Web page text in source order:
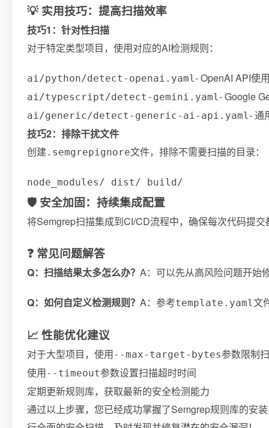
💡 实用技巧：提高扫描效率
技巧1：针对性扫描
对于特定类型项目，使用对应的AI检测规则：
ai/python/detect-openai.yaml- OpenAI API使
ai/typescript/detect-gemini.yaml- Google
ai/generic/detect-generic-ai-api.yaml- 通
技巧2：排除干扰文件
创建 .semgrepignore文件，排除不需要扫描的目录：
node_modules/ dist/ build/
🛡️ 安全加固：持续集成配置
将Semgrep扫描集成到CI/CD流程中，确保每次代码提
❓ 常见问题解答
Q：扫描结果太多怎么办？ A：可以先从高风险问题开始
Q：如何自定义检测规则？ A：参考template.yaml文
📈 性能优化建议
对于大型项目，使用--max-target-bytes参数限制
使用--timeout参数设置扫描超时时间
定期更新规则库，获取最新的安全检测能力
通过以上步骤，您已经成功掌握了Semgrep规则库的安